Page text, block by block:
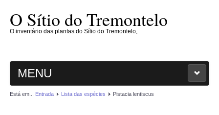
O Sítio do Tremontelo
O inventário das plantas do Sítio do Tremontelo,
MENU
ENTRADA
Está em... Entrada Lista das espécies Pistacia lentiscus